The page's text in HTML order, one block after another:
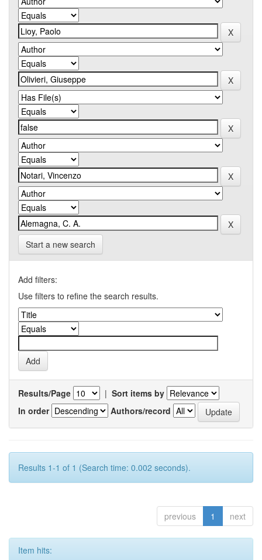
Start a new search
Add filters:
Use filters to refine the search results.
Results/Page | Sort items by
In order
Authors/record
Results 1-1 of 1 (Search time: 0.002 seconds).
previous 1 next
Item hits: